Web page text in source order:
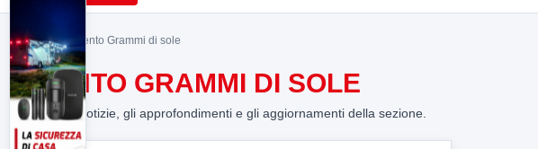
Home> Cento Grammi di sole
CENTO GRAMMI DI SOLE
Tutte le notizie, gli approfondimenti e gli aggiornamenti della sezione.